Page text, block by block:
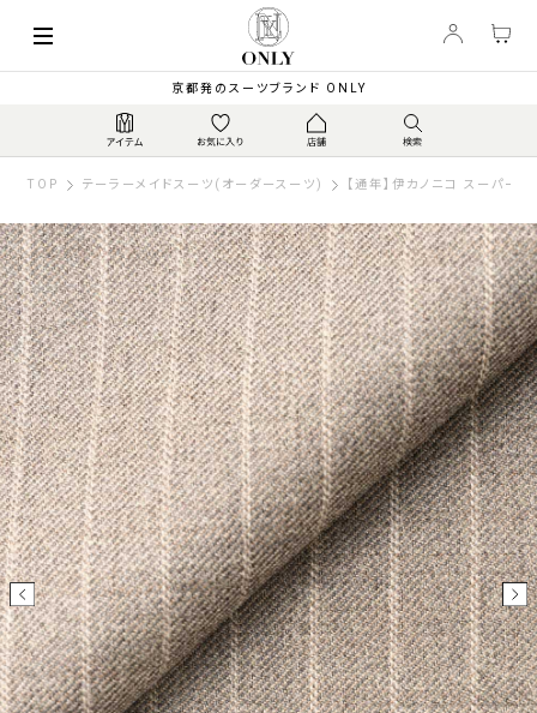
京都発のスーツブランド ONLY
TOP テーラーメイドスーツ(オーダースーツ) 【通年】伊カノニコ スーパー